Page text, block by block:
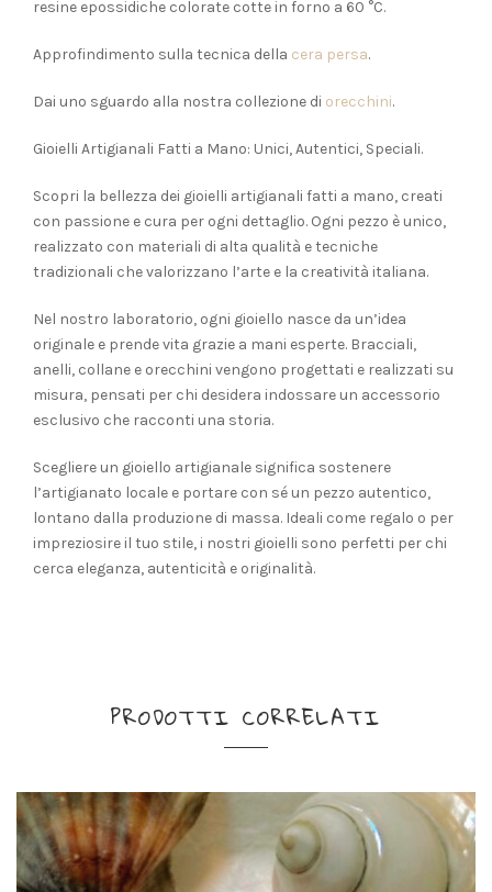
resine epossidiche colorate cotte in forno a 60 °C.
Approfindimento sulla tecnica della cera persa.
Dai uno sguardo alla nostra collezione di orecchini.
Gioielli Artigianali Fatti a Mano: Unici, Autentici, Speciali.
Scopri la bellezza dei gioielli artigianali fatti a mano, creati
con passione e cura per ogni dettaglio. Ogni pezzo è unico,
realizzato con materiali di alta qualità e tecniche
tradizionali che valorizzano l’arte e la creatività italiana.
Nel nostro laboratorio, ogni gioiello nasce da un’idea
originale e prende vita grazie a mani esperte. Bracciali,
anelli, collane e orecchini vengono progettati e realizzati su
misura, pensati per chi desidera indossare un accessorio
esclusivo che racconti una storia.
Scegliere un gioiello artigianale significa sostenere
l’artigianato locale e portare con sé un pezzo autentico,
lontano dalla produzione di massa. Ideali come regalo o per
impreziosire il tuo stile, i nostri gioielli sono perfetti per chi
cerca eleganza, autenticità e originalità.
PRODOTTI CORRELATI